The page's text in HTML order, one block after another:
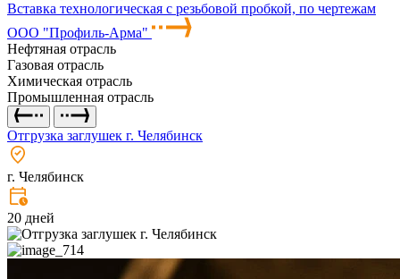
Вставка технологическая с резьбовой пробкой, по чертежам
ООО "Профиль-Арма"
Нефтяная отрасль
Газовая отрасль
Химическая отрасль
Промышленная отрасль
Отгрузка заглушек г. Челябинск
г. Челябинск
20 дней